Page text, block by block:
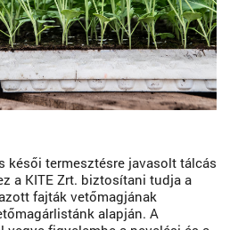
késői termesztésre javasolt tálcás
a KITE Zrt. biztosítani tudja a
fajták vetőmagjának
alapján. A